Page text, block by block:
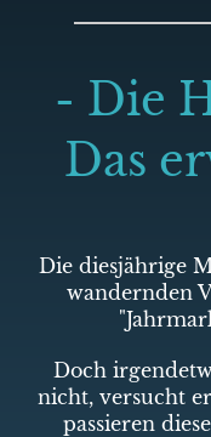
- Die
Das
Die diesjährige
wandernden
Doch
nicht, versucht
passieren